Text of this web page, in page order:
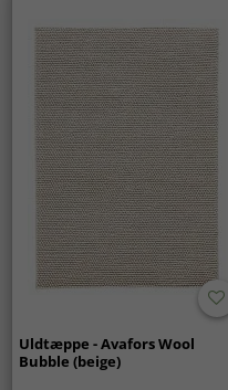
Uldtæppe - Avafors Wool
Bubble (beige)